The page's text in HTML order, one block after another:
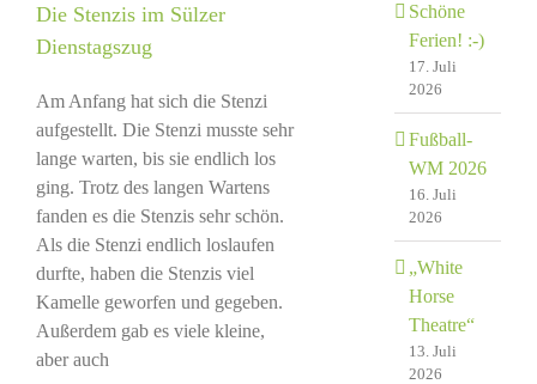
Die Stenzis im Sülzer
Dienstagszug
Am Anfang hat sich die Stenzi
aufgestellt. Die Stenzi musste sehr
lange warten, bis sie endlich los
ging. Trotz des langen Wartens
fanden es die Stenzis sehr schön.
Als die Stenzi endlich loslaufen
durfte, haben die Stenzis viel
Kamelle geworfen und gegeben.
Außerdem gab es viele kleine,
aber auch
Schöne
Ferien! :-)
17. Juli
2026
Fußball-
WM 2026
16. Juli
2026
„White
Horse
Theatre“
13. Juli
2026